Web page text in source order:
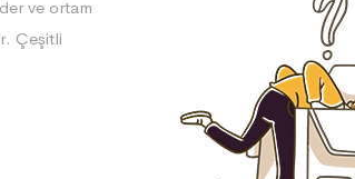
ve ortam
Çeşitli